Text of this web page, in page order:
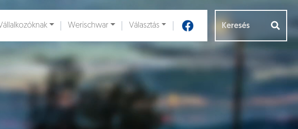
Werischwar Választás